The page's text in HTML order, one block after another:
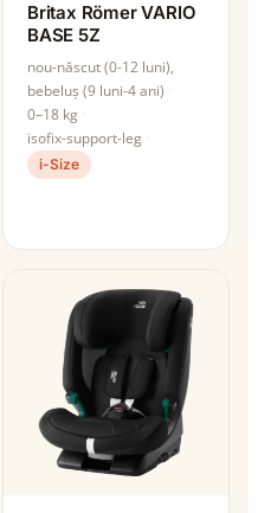
Britax Römer VARIO
BASE 5Z
nou-născut (0-12 luni),
bebeluș (9 luni-4 ani)
0–18 kg
isofix-support-leg
i-Size